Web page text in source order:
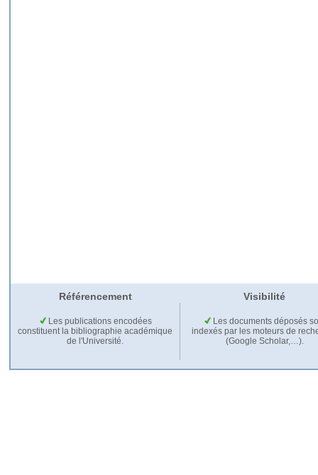
Référencement Visibilité
Les publications encodées
constituent la bibliographie académique
de l'Université.
Les documents déposés
indexés par les moteurs de
(Google Scholar,…).